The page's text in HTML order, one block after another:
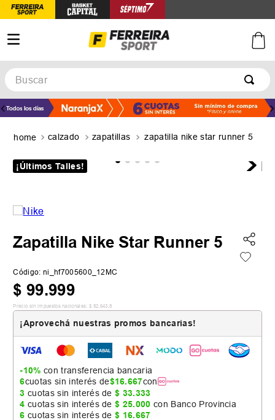
Buscar
TÉRMINOS MÁS BUSCADOS
3.
basquet
5. zapatillas adidas
calzado zapatillas zapatilla nike star runner 5
¡Últimos Talles!
Zapatilla Nike Star Runner 5
Código: ni_hf7005600_12MC
$ 99.999
Precio sin impuestos nacionales: $ 82 643 8
¡Aprovechá nuestras promos bancarias!
-10% con transferencia bancaria
6cuotas sin interés de$16.667con
3 cuotas sin interés de$ 33.333
4 cuotas sin interés de$ 25.000 con Banco Provincia
6 cuotas sin interés de$ 16.667